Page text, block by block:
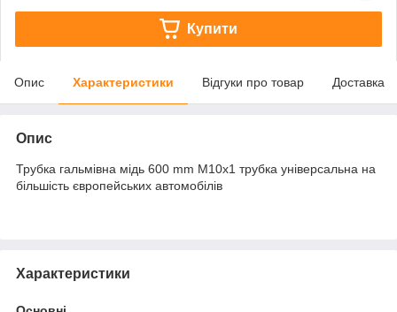
Купити
Опис Характеристики Відгуки про товар Доставка
Опис
Трубка гальмівна мідь 600 mm M10x1 трубка універсальна на
більшість європейських автомобілів
Характеристики